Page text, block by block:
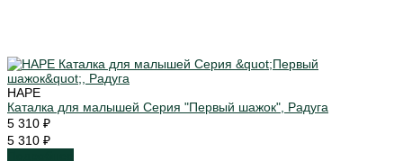
HAPE
Каталка для малышей Серия "Первый шажок", Радуга
5 310 ₽
5 310 ₽